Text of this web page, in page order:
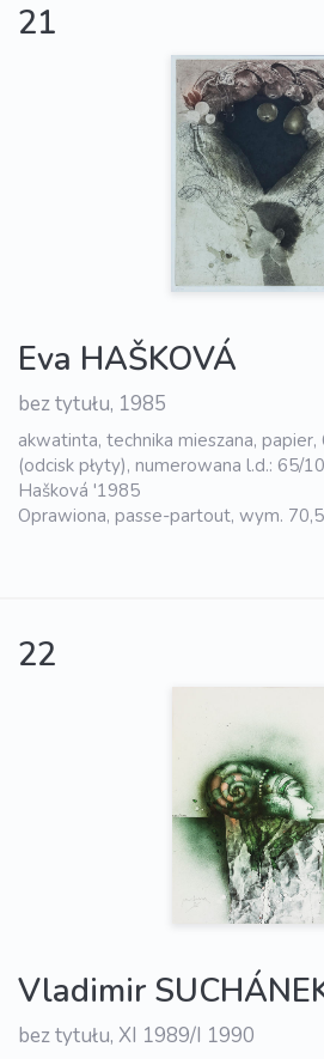
21
Eva HAŠKOVÁ
bez tytułu, 1985
akwatinta, technika mieszana,
(odcisk płyty), numerowana l.d.: 65/
Hašková '1985
Oprawiona, passe-partout, wym.
22
Vladimir
bez tytułu, XI 1989/I 1990